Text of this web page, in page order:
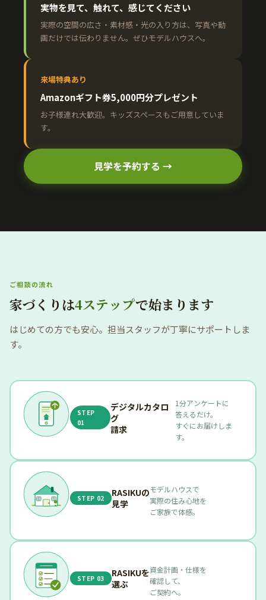
実物を見て、触れて、感じてください
実際の空間の広さ・素材感・光の入り方は、写真や動
画だけでは伝わりません。ぜひモデルハウスへ。
来場特典あり
Amazonギフト券5,000円分プレゼント
お子様連れ大歓迎。キッズスペースもご用意していま
す。
見学を予約する →
ご相談の流れ
家づくりは4ステップで始まります
はじめての方でも安心。担当スタッフが丁寧にサポートしま
す。
STEP
01
デジタルカタロ
グ
請求
1分アンケートに
答えるだけ。
すぐにお届けしま
す。
STEP 02
RASIKUの
見学
モデルハウスで
実際の住み心地を
ご家族で体感。
STEP 03
RASIKUを
選ぶ
資金計画・仕様を
確認して、
ご契約へ。